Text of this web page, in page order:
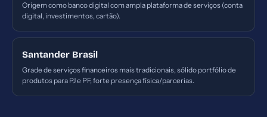
Origem como banco digital com ampla plataforma de serviços (conta
digital, investimentos, cartão).
Santander Brasil
Grade de serviços financeiros mais tradicionais, sólido portfólio de
produtos para PJ e PF, forte presença física/parcerias.